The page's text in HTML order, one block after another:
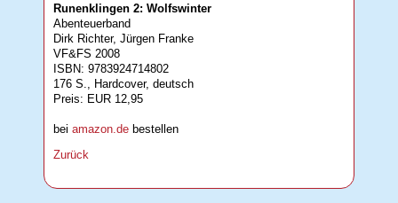
Runenklingen 2: Wolfswinter
Abenteuerband
Dirk Richter, Jürgen Franke
VF&FS 2008
ISBN: 9783924714802
176 S., Hardcover, deutsch
Preis: EUR 12,95
beiamazon.de bestellen
Zurück